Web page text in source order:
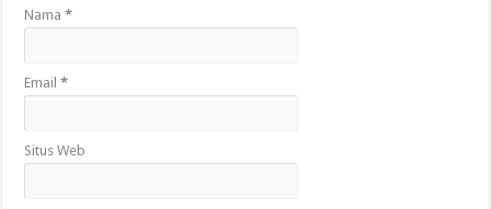
Nama*
Email*
Situs Web